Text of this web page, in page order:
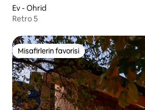
Ev - Ohrid
Retro 5
Misafirlerin favorisi
Misafirlerin favorisi